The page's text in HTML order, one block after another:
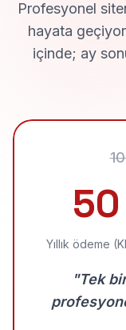
Profesyonel
hayata
içinde; ay
50
Yıllık ödeme
"Tek